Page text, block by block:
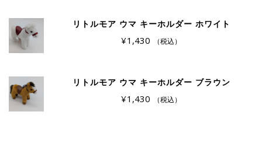
リトルモア ウマ キーホルダー ホワイト
¥1,430 （税込）
リトルモア ウマ キーホルダー ブラウン
¥1,430 （税込）